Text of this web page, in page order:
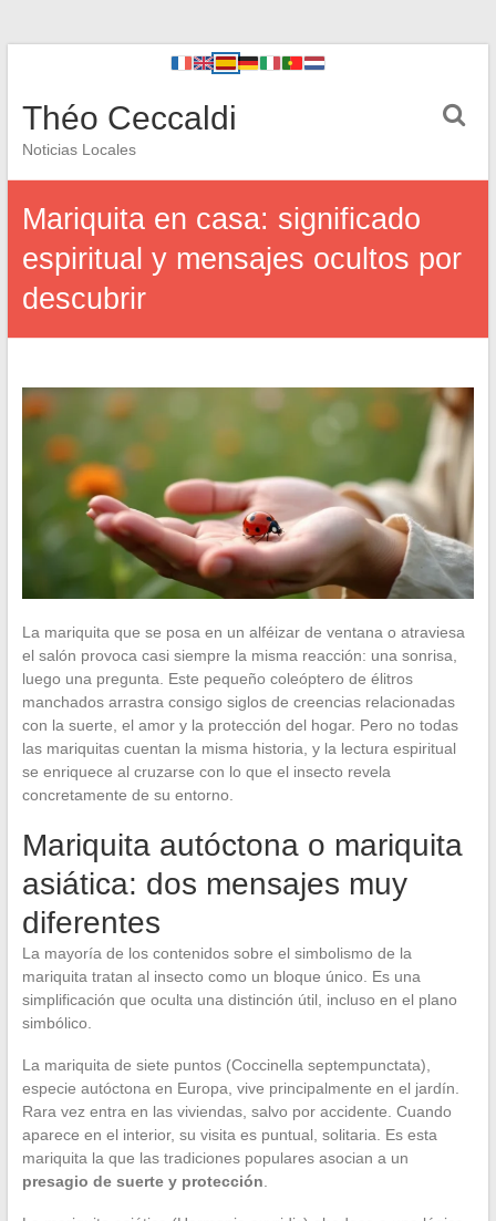
Théo Ceccaldi
Noticias Locales
Mariquita en casa: significado
espiritual y mensajes ocultos por
descubrir
La mariquita que se posa en un alféizar de ventana o atraviesa
el salón provoca casi siempre la misma reacción: una sonrisa,
luego una pregunta. Este pequeño coleóptero de élitros
manchados arrastra consigo siglos de creencias relacionadas
con la suerte, el amor y la protección del hogar. Pero no todas
las mariquitas cuentan la misma historia, y la lectura espiritual
se enriquece al cruzarse con lo que el insecto revela
concretamente de su entorno.
Mariquita autóctona o mariquita
asiática: dos mensajes muy
diferentes
La mayoría de los contenidos sobre el simbolismo de la
mariquita tratan al insecto como un bloque único. Es una
simplificación que oculta una distinción útil, incluso en el plano
simbólico.
La mariquita de siete puntos (Coccinella septempunctata),
especie autóctona en Europa, vive principalmente en el jardín.
Rara vez entra en las viviendas, salvo por accidente. Cuando
aparece en el interior, su visita es puntual, solitaria. Es esta
mariquita la que las tradiciones populares asocian a un
presagio de suerte y protección